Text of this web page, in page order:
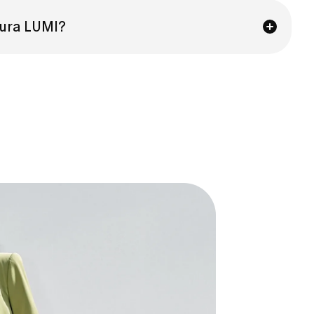
LUMI?
a página de Configurações do Perfil.
Cancelar Assinatura
ciclo de faturamento atual.